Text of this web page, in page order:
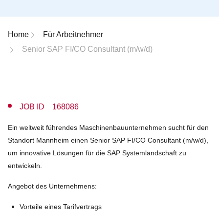
Breadcrumb-Navigation
Home
Für Arbeitnehmer
Senior SAP FI/CO Consultant (m/w/d)
JOB ID 168086
Ein weltweit führendes Maschinenbauunternehmen sucht für den
Standort Mannheim einen Senior SAP FI/CO Consultant (m/w/d),
um innovative Lösungen für die SAP Systemlandschaft zu
entwickeln.
Angebot des Unternehmens:
Vorteile eines Tarifvertrags